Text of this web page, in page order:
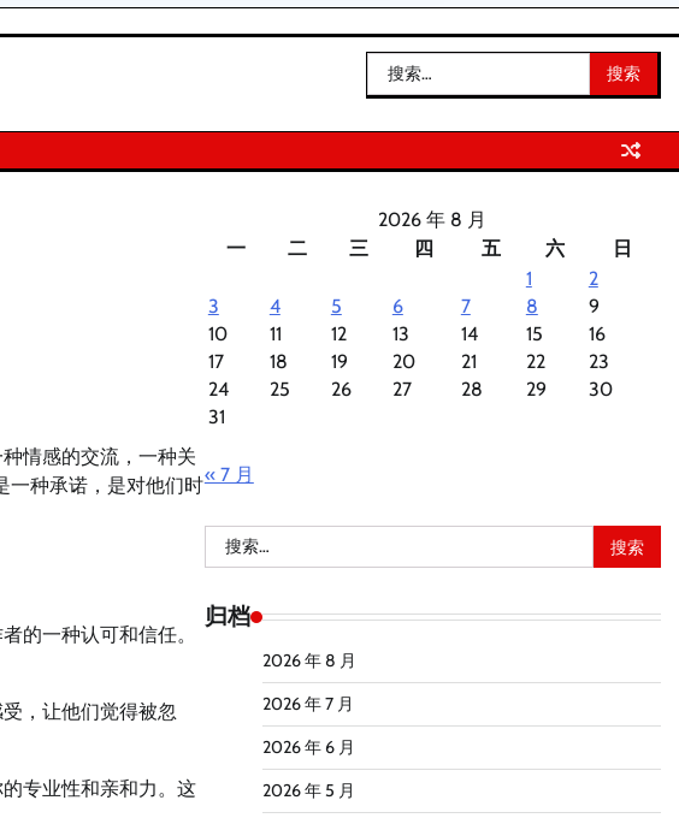
索：
情感的交流，一种关
一种承诺，是对他们时
的一种认可和信任。
，让他们觉得被忽
专业性和亲和力。这
2026 年 8 月
一
二 三 四 五 六
日
1
2
3
4 5 6 7 8
9
10
11 12 13 14 15
16
17
18 19 20 21 22
23
24
25 26 27 28 29
30
31
« 7 月
索：
归档
2026 年 8 月
2026 年 7 月
2026 年 6 月
2026 年 5 月